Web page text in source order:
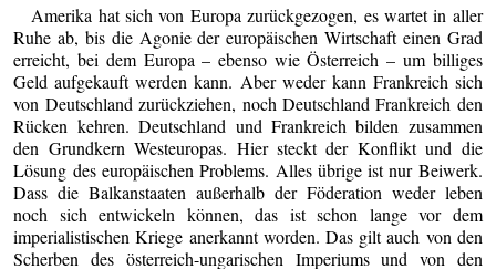
Amerika hat sich von Europa zurückgezogen, es wartet in aller
Ruhe ab, bis die Agonie der europäischen Wirtschaft einen Grad
erreicht, bei dem Europa – ebenso wie Österreich – um billiges
Geld aufgekauft werden kann. Aber weder kann Frankreich sich
von Deutschland zurückziehen, noch Deutschland Frankreich den
Rücken kehren. Deutschland und Frankreich bilden zusammen
den Grundkern Westeuropas. Hier steckt der Konflikt und die
Lösung des europäischen Problems. Alles übrige ist nur Beiwerk.
Dass die Balkanstaaten außerhalb der Föderation weder leben
noch sich entwickeln können, das ist schon lange vor dem
imperialistischen Kriege anerkannt worden. Das gilt auch von den
Scherben des österreich-ungarischen Imperiums und von den